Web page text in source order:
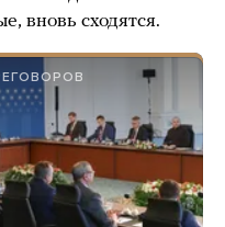
вновь сходятся.